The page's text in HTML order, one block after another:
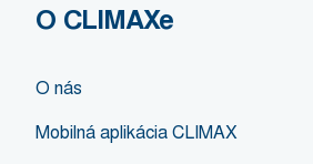
O CLIMAXe
O nás
Mobilná aplikácia CLIMAX